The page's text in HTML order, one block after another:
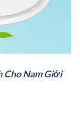
Cho Nam Giới